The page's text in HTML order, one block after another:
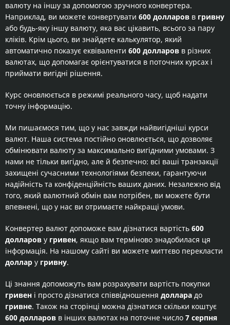
валюту на іншу за допомогою зручного конвертера.
Наприклад, ви можете конвертувати 600 долларов в гривну
або будь-яку іншу валюту, яка вас цікавить, всього за пару
кліків. Крім цього, ви знайдете калькулятор, який
автоматично показує еквіваленти 600 долларов в різних
валютах, що допомагає орієнтуватися в поточних курсах і
приймати вигідні рішення.
Курс оновлюється в режимі реального часу, щоб надати
точну інформацію.
Ми пишаємося тим, що у нас завжди найвигідніші курси
валют. Наша система постійно оновлюється, що дозволяє
обмінювати валюту за максимально вигідними умовами. З
нами не тільки вигідно, але й безпечно: всі ваші транзакції
захищені сучасними технологіями безпеки, гарантуючи
надійність та конфіденційність ваших даних. Незалежно від
того, який валютний обмін вам потрібен, ви можете бути
впевнені, що у нас ви отримаєте найкращі умови.
Конвертер валют допоможе вам дізнатися вартість 600
долларов у гривен, якщо вам терміново знадобилася ця
інформація. На нашому сайті ви можете миттєво перекласти
доллар у гривну.
Ці знання допоможуть вам розрахувати вартість покупки
гривен і просто дізнатися співвідношення доллара до
гривне. Також на сторінці можна дізнатися скільки коштує
600 долларов в інших валютах на поточне число 7 серпня